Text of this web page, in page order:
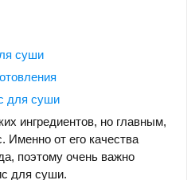
суши
для суши
ингредиентов, но главным,
Именно от его качества
поэтому очень важно
для суши.